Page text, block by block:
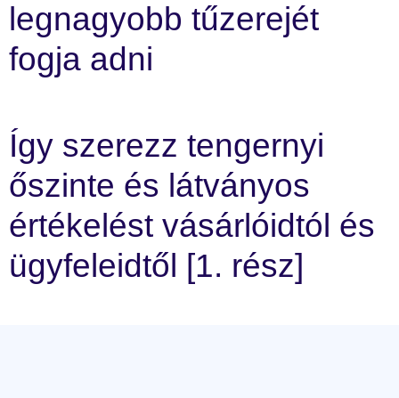
legnagyobb tűzerejét
fogja adni
Így szerezz tengernyi
őszinte és látványos
értékelést vásárlóidtól és
ügyfeleidtől [1. rész]